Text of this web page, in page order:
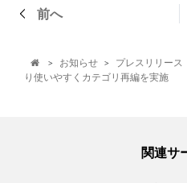
前へ
 > お知らせ > プレスリリース
り使いやすくカテゴリ再編を実施
関連サ